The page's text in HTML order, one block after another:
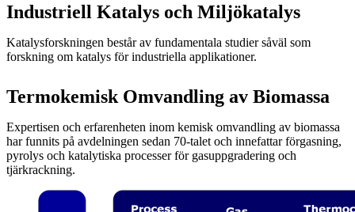
Industriell Katalys och Miljökatalys
Katalysforskningen består av fundamentala studier såväl som
forskning om katalys för industriella applikationer.
Termokemisk Omvandling av Biomassa
Expertisen och erfarenheten inom kemisk omvandling av biomassa
har funnits på avdelningen sedan 70-talet och innefattar förgasning,
pyrolys och katalytiska processer för gasuppgradering och
tjärkrackning.